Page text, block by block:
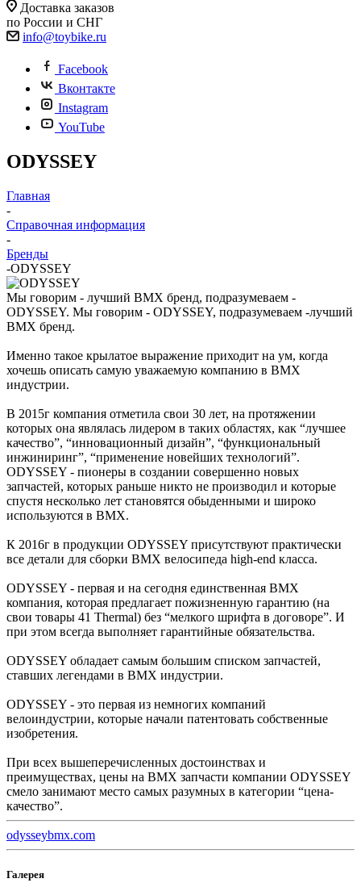
Доставка заказов
по России и СНГ
info@toybike.ru
Facebook
Вконтакте
Instagram
YouTube
ODYSSEY
Главная
-
Справочная информация
-
Бренды
-ODYSSEY
Мы говорим - лучший ВМХ бренд, подразумеваем -
ODYSSEY. Мы говорим - ODYSSEY, подразумеваем -лучший
BMX бренд.
Именно такое крылатое выражение приходит на ум, когда
хочешь описать самую уважаемую компанию в ВМХ
индустрии.
В 2015г компания отметила свои 30 лет, на протяжении
которых она являлась лидером в таких областях, как “лучшее
качество”, “инновационный дизайн”, “функциональный
инжиниринг”, “применение новейших технологий”.
ODYSSEY - пионеры в создании совершенно новых
запчастей, которых раньше никто не производил и которые
спустя несколько лет становятся обыденными и широко
используются в ВМХ.
К 2016г в продукции ODYSSEY присутствуют практически
все детали для сборки BMX велосипеда high-end класса.
ODYSSEY - первая и на сегодня единственная BMX
компания, которая предлагает пожизненную гарантию (на
свои товары 41 Thermal) без “мелкого шрифта в договоре”. И
при этом всегда выполняет гарантийные обязательства.
ODYSSEY обладает самым большим списком запчастей,
ставших легендами в ВМХ индустрии.
ODYSSEY - это первая из немногих компаний
велоиндустрии, которые начали патентовать собственные
изобретения.
При всех вышеперечисленных достоинствах и
преимуществах, цены на ВМХ запчасти компании ODYSSEY
смело занимают место самых разумных в категории “цена-
качество”.
odysseybmx.com
Галерея